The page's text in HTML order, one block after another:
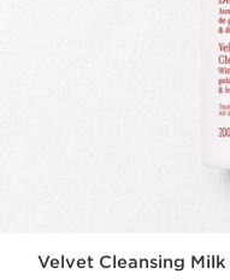
Velvet Cleansing Milk